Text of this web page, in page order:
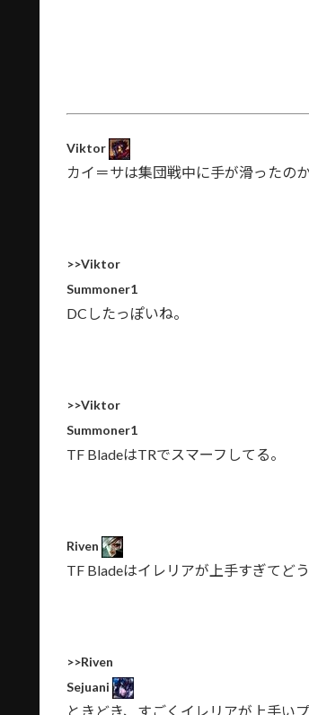
Viktor
カイ＝サは集団戦中に手が滑ったの
>>Viktor
Summoner1
DCしたっぽいね。
>>Viktor
Summoner1
TF BladeはTRでスマーフしてる。
Riven
TF Bladeはイレリアが上手すぎてどう
>>Riven
Sejuani
ときどき、すごくイレリアが上手い